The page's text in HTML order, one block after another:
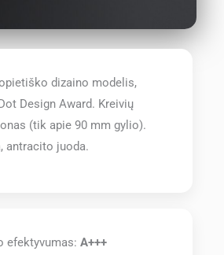
dizaino modelis,
Design Award. Kreivių
(tik apie 90 mm gylio).
antracito juoda.
efektyvumas: A+++